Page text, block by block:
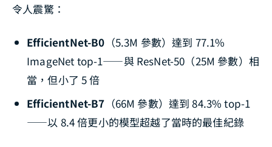
令人震驚：
EfficientNet-B0 （5.3M 參數）達到 77.1%
ImageNet top-1——與 ResNet-50（25M 參數）相
當，但小了 5 倍
EfficientNet-B7 （66M 參數）達到 84.3% top-1
——以 8.4 倍更小的模型超越了當時的最佳紀錄